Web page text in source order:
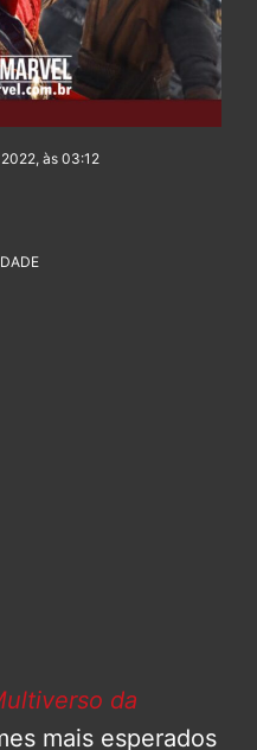
às 03:12
da
mais esperados